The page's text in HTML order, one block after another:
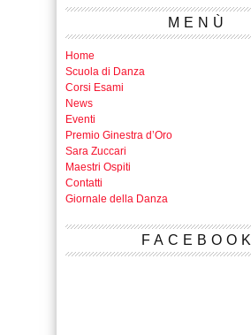
MENÙ
Home
Scuola di Danza
Corsi Esami
News
Eventi
Premio Ginestra d’Oro
Sara Zuccari
Maestri Ospiti
Contatti
Giornale della Danza
FACEBOOK